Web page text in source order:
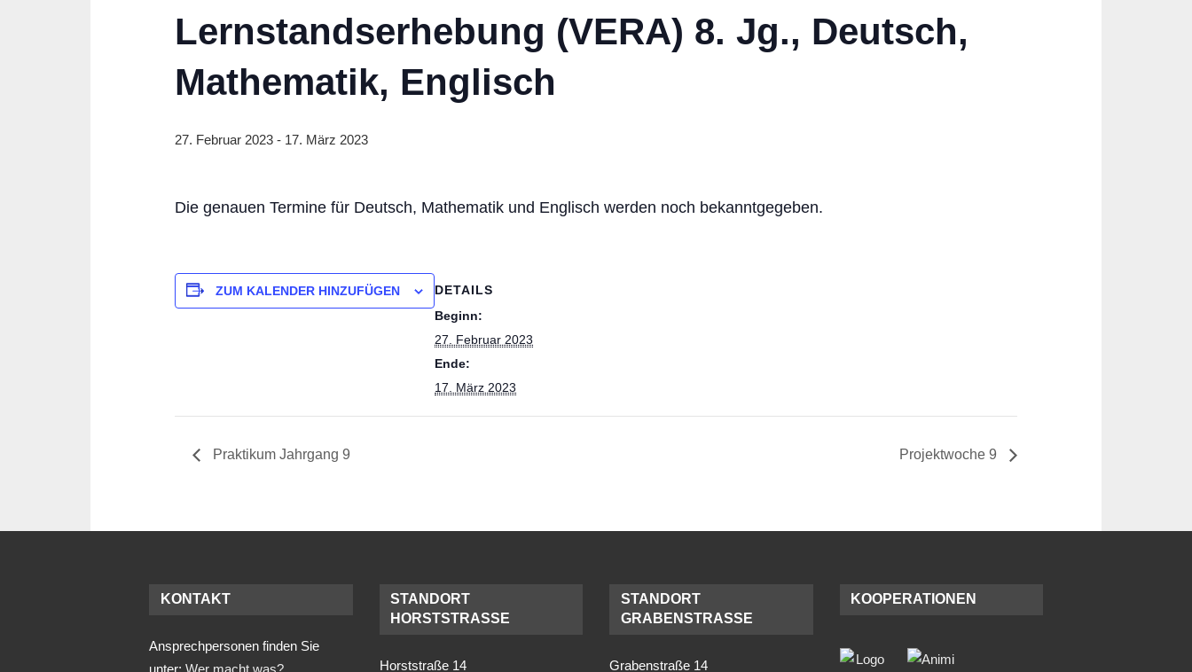
Lernstandserhebung (VERA) 8. Jg., Deutsch,
Mathematik, Englisch
27. Februar 2023 - 17. März 2023
Die genauen Termine für Deutsch, Mathematik und Englisch werden noch bekanntgegeben.
ZUM KALENDER HINZUFÜGEN
DETAILS
Beginn:
27. Februar 2023
Ende:
17. März 2023
Praktikum Jahrgang 9 Projektwoche 9
KONTAKT
Ansprechpersonen finden Sie
unter: Wer macht was?
STANDORT
HORSTSTRASSE
Horststraße 14
STANDORT
GRABENSTRASSE
Grabenstraße 14
KOOPERATIONEN